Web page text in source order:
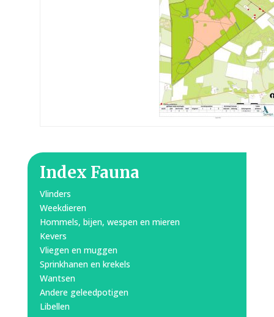
Index Fauna
Vlinders
Weekdieren
Hommels, bijen, wespen en mieren
Kevers
Vliegen en muggen
Sprinkhanen en krekels
Wantsen
Andere geleedpotigen
Libellen